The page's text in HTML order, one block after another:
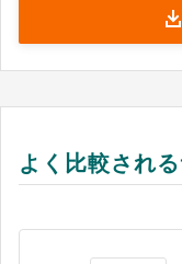
の変更も永続的
で、まるで新し
業務」なら業界
送局やフィール
だから、“新型
よく比較され